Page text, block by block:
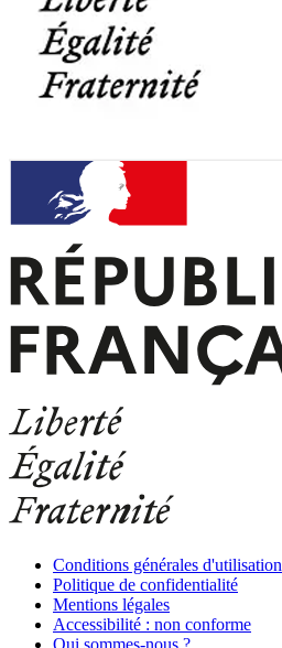
Conditions générales d'utilisation
Politique de confidentialité
Mentions légales
Accessibilité : non conforme
Qui sommes-nous ?